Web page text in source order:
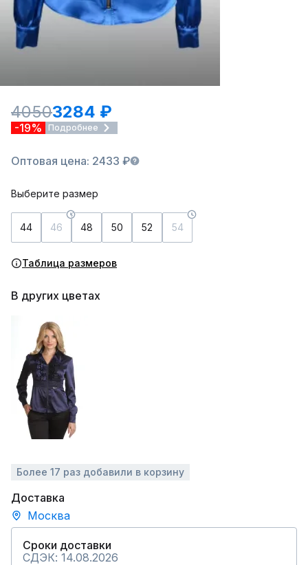
40503284 ₽
-19% Подробнее
Оптовая цена: 2433 ₽
Выберите размер
44 46 48 50 52 54
Таблица размеров
В других цветах
Более 17 раз добавили в корзину
Доставка
Москва
Сроки доставки
СДЭК: 14.08.2026